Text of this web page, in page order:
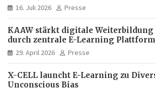
16. Juli 2026 Presse
KAAW stärkt digitale
durch zentrale E-Learning
29. April 2026 Presse
X-CELL launcht E-Learning zu
Unconscious Bias